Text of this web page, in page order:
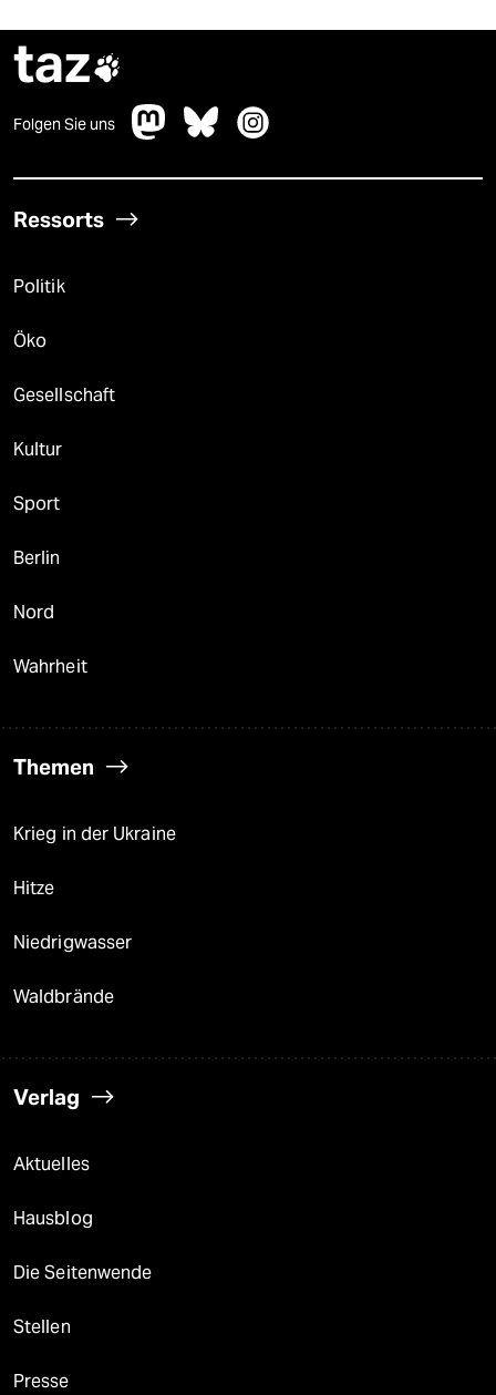
taz
Folgen Sie uns
Ressorts
Politik
Öko
Gesellschaft
Kultur
Sport
Berlin
Nord
Wahrheit
Themen
Krieg in der Ukraine
Hitze
Niedrigwasser
Waldbrände
Verlag
Aktuelles
Hausblog
Die Seitenwende
Stellen
Presse